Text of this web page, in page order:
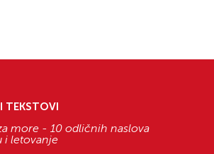
TEKSTOVI
more - 10 odličnih naslova
i letovanje